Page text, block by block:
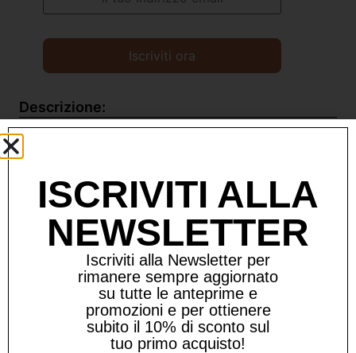
Descrizione:
Ultimo arrivato nella famiglia dei nani.. PACHITO! LO
SPORTIVO!
Materiale: resina
Colore: bianco opaco
Dimensioni: altezza 29cm
Prodotti Correlati
ISCRIVITI ALLA
NEWSLETTER
Iscriviti alla Newsletter per
rimanere sempre aggiornato
su tutte le anteprime e
promozioni e per ottienere
subito il 10% di sconto sul
tuo primo acquisto!